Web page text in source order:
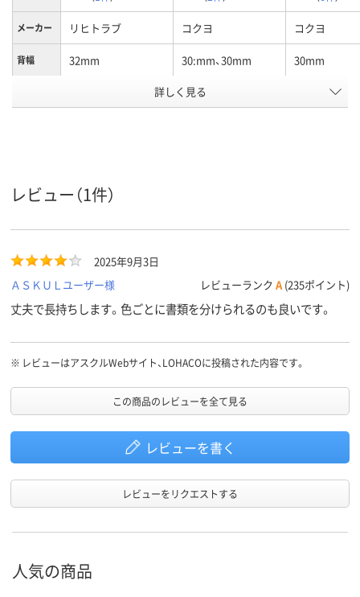
メーカー リヒトラブ コクヨ コクヨ
背幅 32mm 30:mm、30mm 30mm
～200枚、200、～200
枚
～200枚、170、～200
枚
～200枚、120
商品環境
110
詳しく見る
レビュー（1件）
2025年9月3日
ＡＳＫＵＬユーザー様
レビューランク A (235ポイント)
丈夫で長持ちします。色ごとに書類を分けられるのも良いです。
※ レビューはアスクルWebサイト、LOHACOに投稿された内容です。
この商品のレビューを全て見る
レビューを書く
レビューをリクエストする
人気の商品